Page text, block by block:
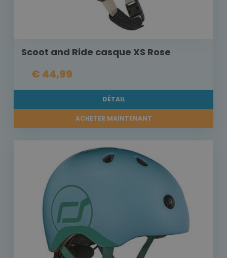
Scoot and Ride casque XS Rose
€ 44,99
DÉTAIL
ACHETER MAINTENANT